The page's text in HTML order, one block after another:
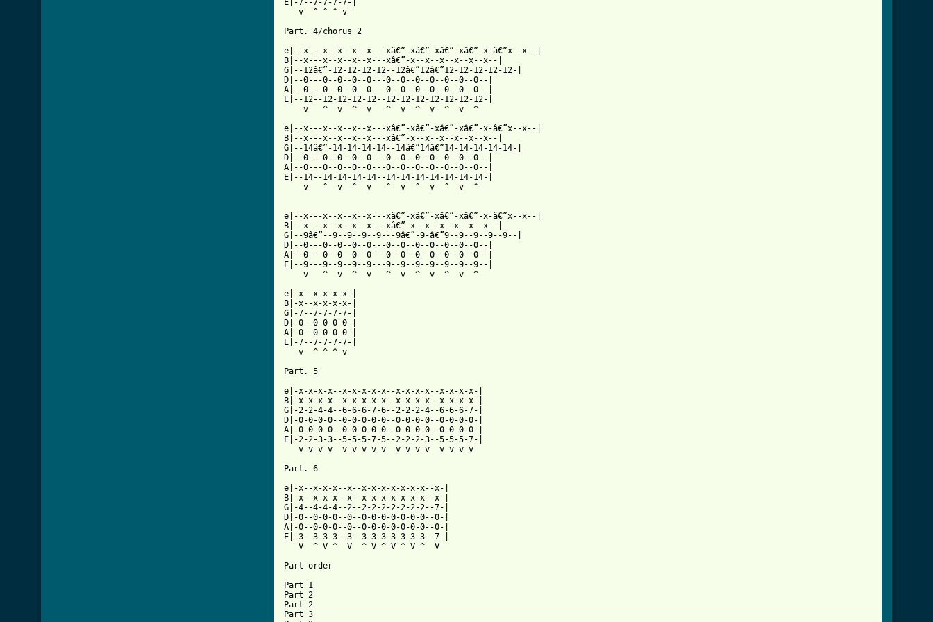
E|-7--7-7-7-7-|
   v  ^ ^ ^ v
Part. 4/chorus 2
e|--x---x--x--x--x---xâ€”-xâ€”-xâ€”-xâ€”-x-â€”x--x--|
B|--x---x--x--x--x---xâ€”-x--x--x--x--x--x--|
G|--12â€”-12-12-12-12--12â€”12â€”12-12-12-12-12-|
D|--0---0--0--0--0---0--0--0--0--0--0--0--|
A|--0---0--0--0--0---0--0--0--0--0--0--0--|
E|--12--12-12-12-12--12-12-12-12-12-12-12-|
    v   ^  v  ^  v   ^  v  ^  v  ^  v  ^
e|--x---x--x--x--x---xâ€”-xâ€”-xâ€”-xâ€”-x-â€”x--x--|
B|--x---x--x--x--x---xâ€”-x--x--x--x--x--x--|
G|--14â€”-14-14-14-14--14â€”14â€”14-14-14-14-14-|
D|--0---0--0--0--0---0--0--0--0--0--0--0--|
A|--0---0--0--0--0---0--0--0--0--0--0--0--|
E|--14--14-14-14-14--14-14-14-14-14-14-14-|
    v   ^  v  ^  v   ^  v  ^  v  ^  v  ^
e|--x---x--x--x--x---xâ€”-xâ€”-xâ€”-xâ€”-x-â€”x--x--|
B|--x---x--x--x--x---xâ€”-x--x--x--x--x--x--|
G|--9â€”--9--9--9--9---9â€”-9-â€”9--9--9--9--9--|
D|--0---0--0--0--0---0--0--0--0--0--0--0--|
A|--0---0--0--0--0---0--0--0--0--0--0--0--|
E|--9---9--9--9--9---9--9--9--9--9--9--9--|
    v   ^  v  ^  v   ^  v  ^  v  ^  v  ^
e|-x--x-x-x-x-|
B|-x--x-x-x-x-|
G|-7--7-7-7-7-|
D|-0--0-0-0-0-|
A|-0--0-0-0-0-|
E|-7--7-7-7-7-|
   v  ^ ^ ^ v
Part. 5
e|-x-x-x-x--x-x-x-x-x--x-x-x-x--x-x-x-x-|
B|-x-x-x-x--x-x-x-x-x--x-x-x-x--x-x-x-x-|
G|-2-2-4-4--6-6-6-7-6--2-2-2-4--6-6-6-7-|
D|-0-0-0-0--0-0-0-0-0--0-0-0-0--0-0-0-0-|
A|-0-0-0-0--0-0-0-0-0--0-0-0-0--0-0-0-0-|
E|-2-2-3-3--5-5-5-7-5--2-2-2-3--5-5-5-7-|
   v v v v  v v v v v  v v v v  v v v v
Part. 6
e|-x--x-x-x--x--x-x-x-x-x-x-x--x-|
B|-x--x-x-x--x--x-x-x-x-x-x-x--x-|
G|-4--4-4-4--2--2-2-2-2-2-2-2--7-|
D|-0--0-0-0--0--0-0-0-0-0-0-0--0-|
A|-0--0-0-0--0--0-0-0-0-0-0-0--0-|
E|-3--3-3-3--3--3-3-3-3-3-3-3--7-|
   V  ^ V ^  V  ^ V ^ V ^ V ^  V
Part order
Part 1
Part 2
Part 2
Part 3